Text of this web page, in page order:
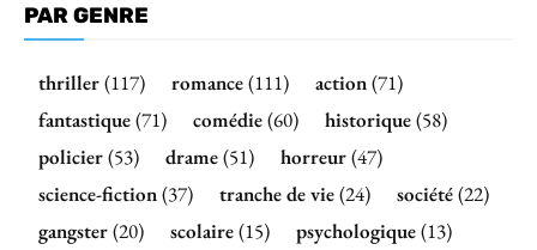
PAR GENRE
thriller(117) romance(111) action(71)
fantastique(71) comédie(60) historique(58)
policier(53) drame(51) horreur(47)
science-fiction(37) tranche de vie(24) société(22)
gangster(20) scolaire(15) psychologique(13)